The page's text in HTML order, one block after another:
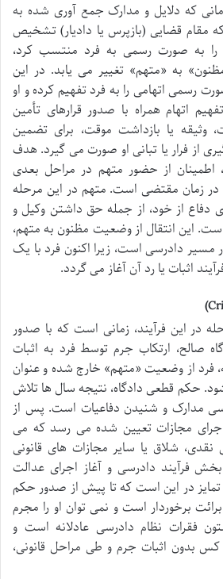
که دلایل و مدارک جمع آوری شده به
مقام قضایی (بازپرس یا دادیار) تشخیص
را به صورت رسمی به فرد منتسب کرد،
به «متهم» تغییر می یابد. در این
رسمی اتهامی را به فرد تفهیم کرده و او
اتهام همراه با صدور قرارهای تأمین
وثیقه یا بازداشت موقت، برای تضمین
از فرار یا تبانی او صورت می گیرد. هدف
اطمینان از حضور متهم در مراحل بعدی
زمان مقتضی است. متهم در این مرحله
دفاع از خود، از جمله حق داشتن وکیل و
است. این انتقال از وضعیت مظنون به متهم،
دادرسی است، زیرا اکنون فرد با یک
اثبات یا رد آن آغاز می گردد.
در این فرآیند، زمانی است که با صدور
صالح، ارتکاب جرم توسط فرد به اثبات
فرد از وضعیت «متهم» خارج شده و عنوان
حکم قطعی دادگاه، نتیجه سال ها تلاش
مدارک و شنیدن دفاعیات است. پس از
مجازات تعیین شده می رسد که می
شلاق یا سایر مجازات های قانونی
بخش فرآیند دادرسی و آغاز اجرای عدالت
در این است که تا پیش از صدور حکم
برخوردار است و نمی توان او را مجرم
فقرات نظام دادرسی عادلانه است و
بدون اثبات جرم و طی مراحل قانونی،